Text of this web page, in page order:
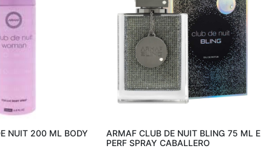
Añadir al carro
NUIT 200 ML BODY
Añadir al carro
ARMAF CLUB DE NUIT BLING 75 ML E
PERF SPRAY CABALLERO